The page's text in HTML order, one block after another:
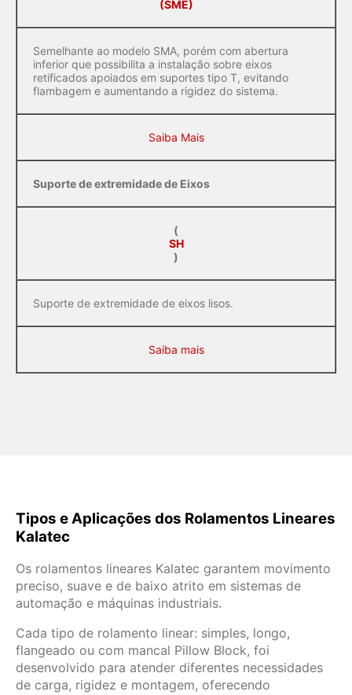
(SME)
Semelhante ao modelo SMA, porém com abertura
inferior que possibilita a instalação sobre eixos
retificados apoiados em suportes tipo T, evitando
flambagem e aumentando a rigidez do sistema.
Saiba Mais
Suporte de extremidade de Eixos
(
SH
)
Suporte de extremidade de eixos lisos.
Saiba mais
Tipos e Aplicações dos Rolamentos Lineares
Kalatec
Os rolamentos lineares Kalatec garantem movimento
preciso, suave e de baixo atrito em sistemas de
automação e máquinas industriais.
Cada tipo de rolamento linear: simples, longo,
flangeado ou com mancal Pillow Block, foi
desenvolvido para atender diferentes necessidades
de carga, rigidez e montagem, oferecendo